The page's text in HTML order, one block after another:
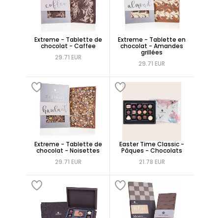
Extreme - Tablette de
chocolat - Caffee
29.71 EUR
Extreme - Tablette en
chocolat - Amandes
grillées
29.71 EUR
Extreme - Tablette de
chocolat - Noisettes
29.71 EUR
Easter Time Classic -
Pâques - Chocolats
21.78 EUR